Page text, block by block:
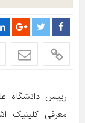
رییس دانشگاه
معرفی کلینیک